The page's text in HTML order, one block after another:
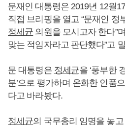
문재인 대통령은 2019년 12월
직접 브리핑을 열고 “문재인 정
정세균 의원을 모시고자 한다”
맞는 적임자라고 판단했다”고
문 대통령은 정세균을 ‘풍부한
분’으로 평가하며 온화한 인품
다고 바라봤다.
정세균의 국무총리 임명을 놓